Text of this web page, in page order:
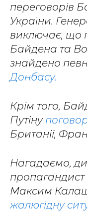
переговорів
України.
виключає, що
Байдена та
знайдено
Донбасу.
Крім того,
Путіну
Британії,
Нагадаємо,
пропагандист
Максим
жалюгідну